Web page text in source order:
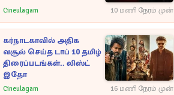
Cineulagam 10 மணி நேரம் முன்
கர்நாடகாவில் அதிக
வசூல் செய்த டாப் 10 தமிழ்
திரைப்படங்கள்.. லிஸ்ட்
இதோ
Cineulagam 16 மணி நேரம் முன்